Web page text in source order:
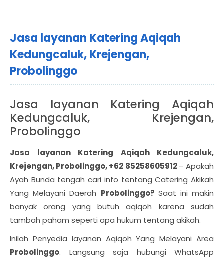
Jasa layanan Katering Aqiqah
Kedungcaluk, Krejengan,
Probolinggo
Jasa layanan Katering Aqiqah
Kedungcaluk, Krejengan,
Probolinggo
Jasa layanan Katering Aqiqah Kedungcaluk,
Krejengan, Probolinggo, +62 85258605912– Apakah
Ayah Bunda tengah cari info tentang Catering Akikah
Yang Melayani Daerah Probolinggo? Saat ini makin
banyak orang yang butuh aqiqoh karena sudah
tambah paham seperti apa hukum tentang akikah.
Inilah Penyedia layanan Aqiqoh Yang Melayani Area
Probolinggo. Langsung saja hubungi WhatsApp